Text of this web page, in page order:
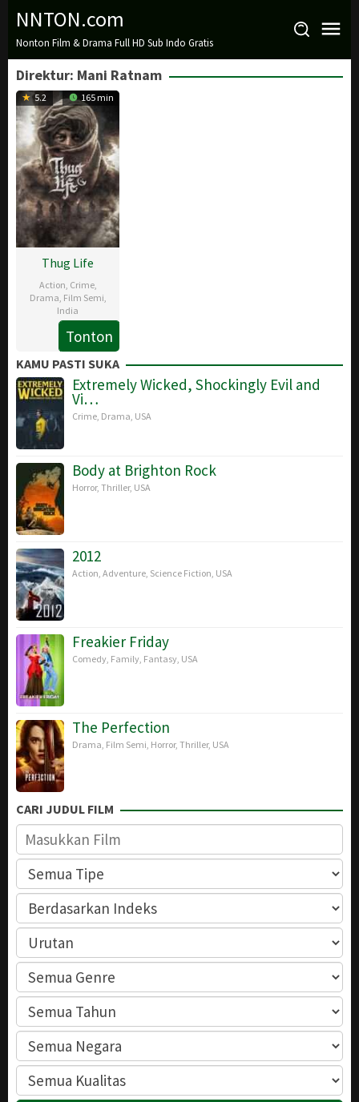
Loncat
konten
NNTON.com
Nonton Film & Drama Full HD Sub Indo Gratis
Direktur: Mani Ratnam
5.2 165 min
Thug Life
Action Crime,
Drama Film Semi
India
4
Jun
2025
Mani
Ratnam
Tonton
KAMU PASTI SUKA
Extremely Wicked, Shockingly Evil and
Vi…
Crime Drama USA
Body at Brighton Rock
Horror, Thriller, USA
2012
Action Adventure Science Fiction USA
Freakier Friday
Comedy Family Fantasy USA
The Perfection
Drama Film Semi Horror, Thriller, USA
CARI JUDUL FILM